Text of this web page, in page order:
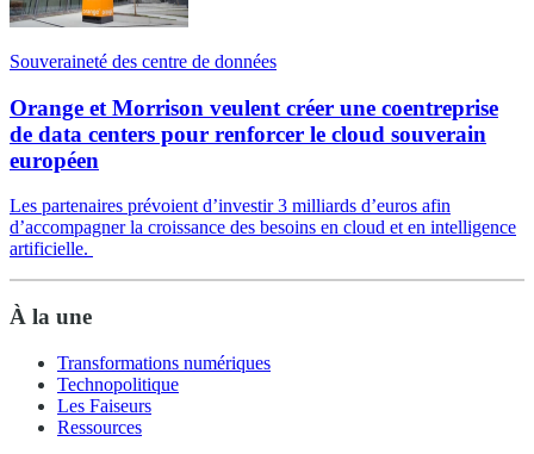
Souveraineté des centre de données
Orange et Morrison veulent créer une coentreprise
de data centers pour renforcer le cloud souverain
européen
Les partenaires prévoient d’investir 3 milliards d’euros afin
d’accompagner la croissance des besoins en cloud et en intelligence
artificielle.
À la une
Transformations numériques
Technopolitique
Les Faiseurs
Ressources